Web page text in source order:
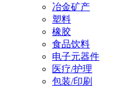
冶金矿产
塑料
橡胶
食品饮料
电子元器件
医疗/护理
包装/印刷